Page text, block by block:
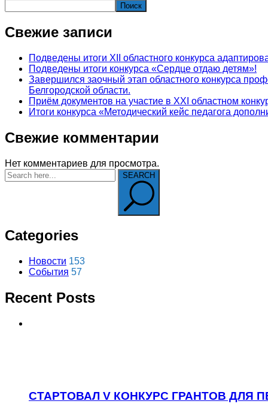
Поиск
Свежие записи
Подведены итоги XII областного конкурса
Подведены итоги конкурса «Сердце отдаю детям»!
Завершился заочный этап областного конкурса
Белгородской области.
Приём документов на участие в XXI областном
Итоги конкурса «Методический кейс педагога
Свежие комментарии
Нет комментариев для просмотра.
SEARCH
Categories
Новости 153
События 57
Recent Posts
СТАРТОВАЛ V КОНКУРС ГРАНТОВ ДЛЯ